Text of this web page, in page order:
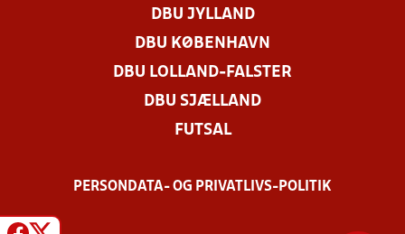
DBU JYLLAND
DBU KØBENHAVN
DBU LOLLAND-FALSTER
DBU SJÆLLAND
FUTSAL
PERSONDATA- OG PRIVATLIVS-POLITIK